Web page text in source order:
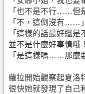
「也不是不行……但
「不，這倒沒有……」
「這樣的話最好還
並不是什麼好事情哦
「是這樣嗎……那麼
蘿拉開始觀察起夏洛
很快她就發現了自己